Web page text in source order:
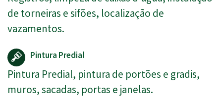
de torneiras e sifões, localização de
vazamentos.
Pintura Predial
Pintura Predial, pintura de portões e gradis,
muros, sacadas, portas e janelas.